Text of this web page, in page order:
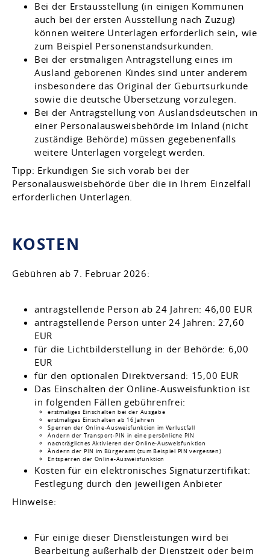
Bei der Erstausstellung (in einigen Kommunen
auch bei der ersten Ausstellung nach Zuzug)
können weitere Unterlagen erforderlich sein, wie
zum Beispiel Personenstandsurkunden.
Bei der erstmaligen Antragstellung eines im
Ausland geborenen Kindes sind unter anderem
insbesondere das Original der Geburtsurkunde
sowie die deutsche Übersetzung vorzulegen.
Bei der Antragstellung von Auslandsdeutschen in
einer Personalausweisbehörde im Inland (nicht
zuständige Behörde) müssen gegebenenfalls
weitere Unterlagen vorgelegt werden.
Tipp: Erkundigen Sie sich vorab bei der
Personalausweisbehörde über die in Ihrem Einzelfall
erforderlichen Unterlagen.
KOSTEN
Gebühren ab 7. Februar 2026:
antragstellende Person ab 24 Jahren: 46,00 EUR
antragstellende Person unter 24 Jahren: 27,60
EUR
für die Lichtbilderstellung in der Behörde: 6,00
EUR
für den optionalen Direktversand: 15,00 EUR
Das Einschalten der Online-Ausweisfunktion ist
in folgenden Fällen gebührenfrei:
erstmaliges Einschalten bei der Ausgabe
erstmaliges Einschalten ab 16 Jahren
Sperren der Online-Ausweisfunktion im Verlustfall
Ändern der Transport-PIN in eine persönliche PIN
nachträgliches Aktivieren der Online-Ausweisfunktion
Ändern der PIN im Bürgeramt (zum Beispiel PIN vergessen)
Entsperren der Online-Ausweisfunktion
Kosten für ein elektronisches Signaturzertifikat:
Festlegung durch den jeweiligen Anbieter
Hinweise:
Für einige dieser Dienstleistungen wird bei
Bearbeitung außerhalb der Dienstzeit oder beim